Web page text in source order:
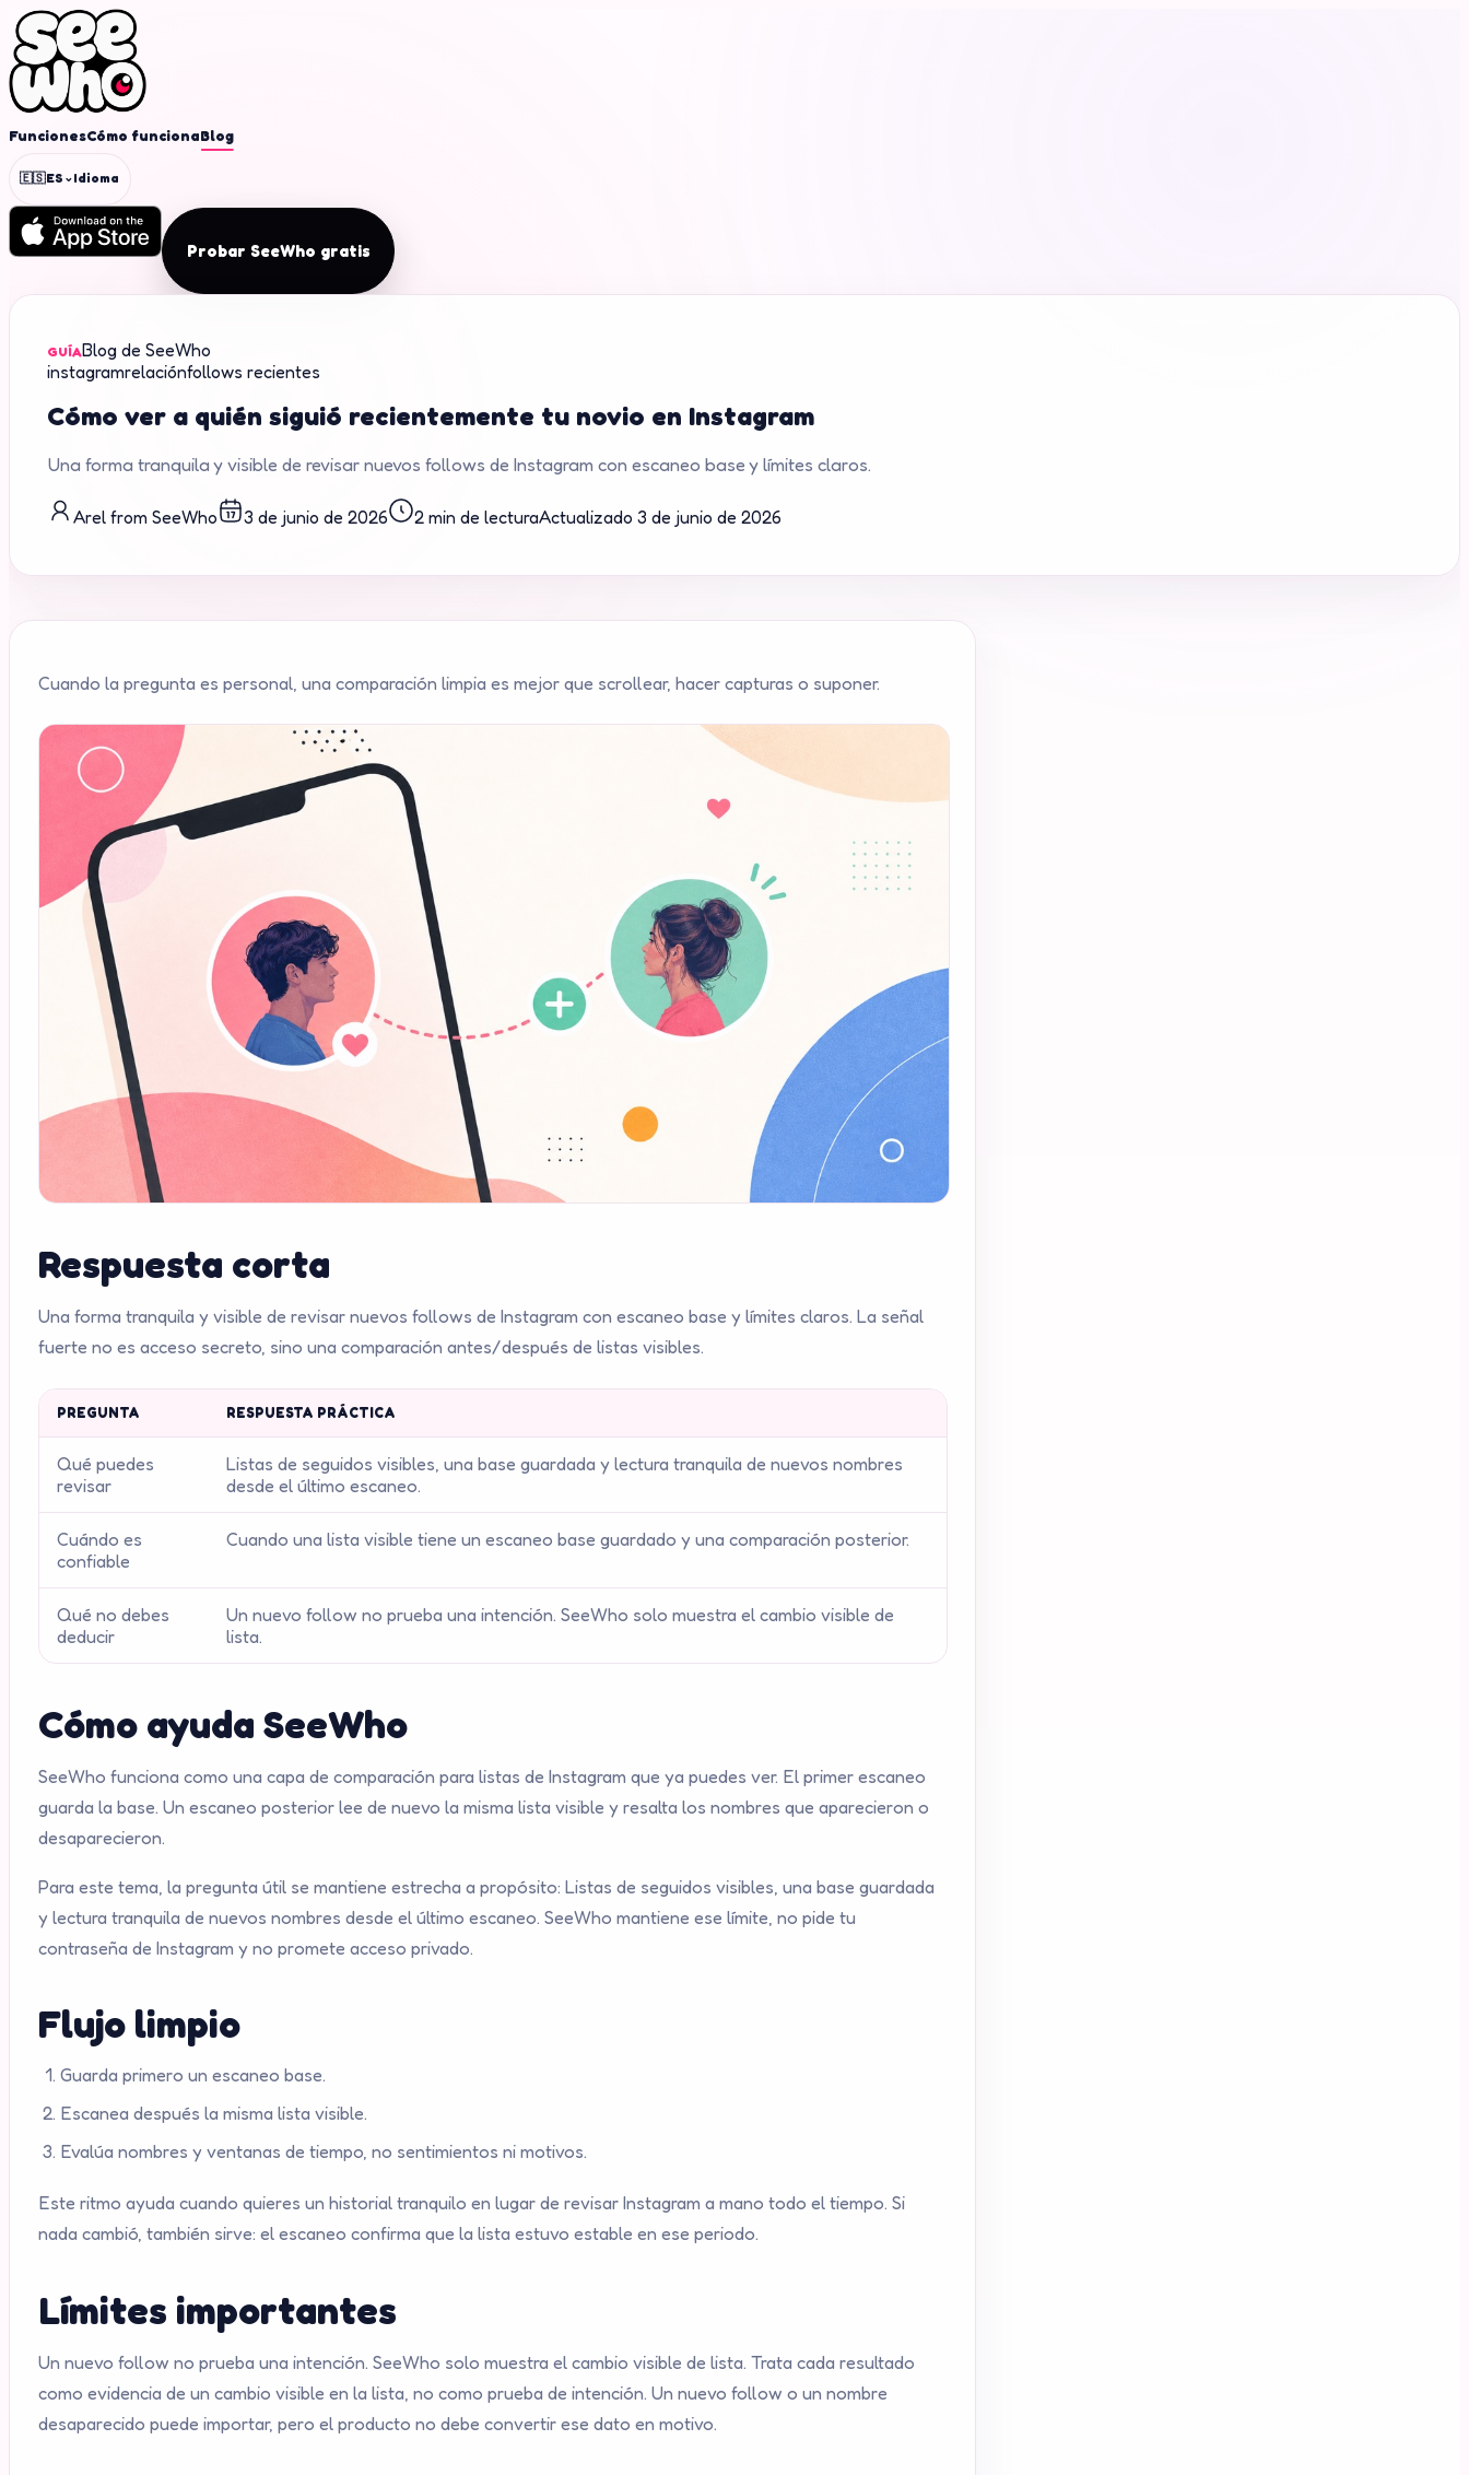
FuncionesCómo funcionaBlog
🇪🇸ES ⌄Idioma
Probar SeeWho gratis
GUÍABlog de SeeWho
instagramrelaciónfollows recientes
Cómo ver a quién siguió recientemente tu novio en Instagram
Una forma tranquila y visible de revisar nuevos follows de Instagram con escaneo base y límites claros.
Arel from SeeWho 3 de junio de 2026 2 min de lecturaActualizado 3 de junio de 2026
Cuando la pregunta es personal, una comparación limpia es mejor que scrollear, hacer capturas o suponer.
Respuesta corta
Una forma tranquila y visible de revisar nuevos follows de Instagram con escaneo base y límites claros. La señal
fuerte no es acceso secreto, sino una comparación antes/después de listas visibles.
PREGUNTA RESPUESTA PRÁCTICA
Qué puedes
revisar
Listas de seguidos visibles, una base guardada y lectura tranquila de nuevos nombres
desde el último escaneo.
Cuándo es
confiable
Cuando una lista visible tiene un escaneo base guardado y una comparación posterior.
Qué no debes
deducir
Un nuevo follow no prueba una intención. SeeWho solo muestra el cambio visible de
lista.
Cómo ayuda SeeWho
SeeWho funciona como una capa de comparación para listas de Instagram que ya puedes ver. El primer escaneo
guarda la base. Un escaneo posterior lee de nuevo la misma lista visible y resalta los nombres que aparecieron o
desaparecieron.
Para este tema, la pregunta útil se mantiene estrecha a propósito: Listas de seguidos visibles, una base guardada
y lectura tranquila de nuevos nombres desde el último escaneo. SeeWho mantiene ese límite, no pide tu
contraseña de Instagram y no promete acceso privado.
Flujo limpio
Guarda primero un escaneo base.
Escanea después la misma lista visible.
Evalúa nombres y ventanas de tiempo, no sentimientos ni motivos.
Este ritmo ayuda cuando quieres un historial tranquilo en lugar de revisar Instagram a mano todo el tiempo. Si
nada cambió, también sirve: el escaneo confirma que la lista estuvo estable en ese periodo.
Límites importantes
Un nuevo follow no prueba una intención. SeeWho solo muestra el cambio visible de lista. Trata cada resultado
como evidencia de un cambio visible en la lista, no como prueba de intención. Un nuevo follow o un nombre
desaparecido puede importar, pero el producto no debe convertir ese dato en motivo.